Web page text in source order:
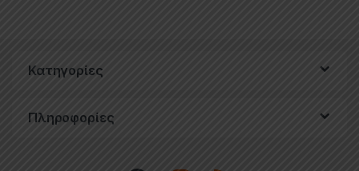
Κατηγορίες
Πληροφορίες